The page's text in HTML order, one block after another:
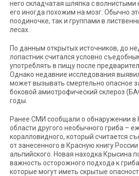
него складчатая шляпка с волнистыми
его иногда похожим на мозг. Обычно
поодиночке, так и группами в
лесах.
По данным открытых источников, до
лопастник считался условно
употреблять в пищу после
Однако недавние исследования
может вызывать смертельно опасное
боковой амиотрофический склероз
годы.
Ранее СМИ сообщали о обнаружении в
области другого необычного гриба –
коралловидного, который считается
от занесенного в Красную книгу
альпийского. Новая находка Крысина
важность осторожного подхода к
которые могут иметь скрытые